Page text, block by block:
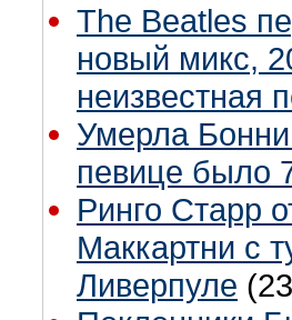
The Beatles
новый микс,
неизвестная
Умерла
певице было
Ринго Старр
Маккартни с
Ливерпуле